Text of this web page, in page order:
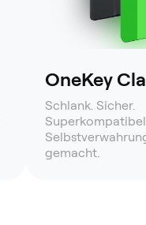
OneKey
Schlank. Sicher.
gemacht.